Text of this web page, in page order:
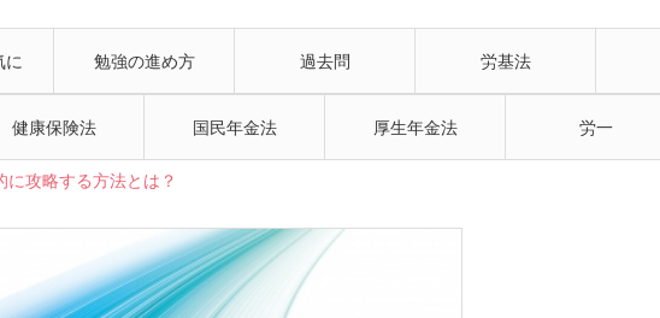
に 勉強の進め方 過去問 労基法
健康保険法 国民年金法 厚生年金法 労一
攻略する方法とは？